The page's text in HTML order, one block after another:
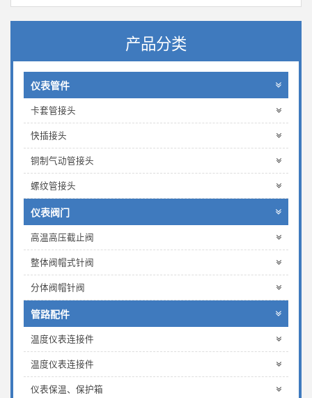
产品分类
仪表管件
卡套管接头
快插接头
铜制气动管接头
螺纹管接头
仪表阀门
高温高压截止阀
整体阀帽式针阀
分体阀帽针阀
管路配件
温度仪表连接件
温度仪表连接件
仪表保温、保护箱